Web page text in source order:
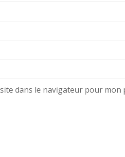
dans le navigateur pour mon